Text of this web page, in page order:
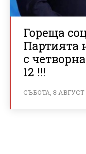
Гореща
Партията
с
12 !!!
СЪБОТА, 8 АВГУСТ